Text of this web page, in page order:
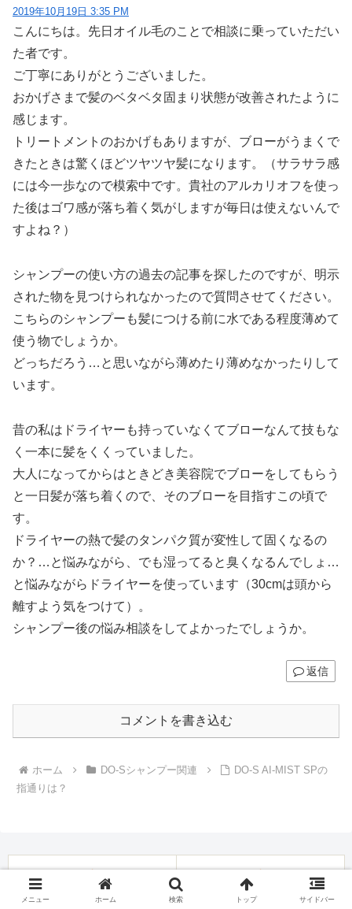
2019年10月19日 3:35 PM
こんにちは。先日オイル毛のことで相談に乗っていただい
た者です。
ご丁寧にありがとうございました。
おかげさまで髪のベタベタ固まり状態が改善されたように
感じます。
トリートメントのおかげもありますが、ブローがうまくで
きたときは驚くほどツヤツヤ髪になります。（サラサラ感
には今一歩なので模索中です。貴社のアルカリオフを使っ
た後はゴワ感が落ち着く気がしますが毎日は使えないんで
すよね？）
シャンプーの使い方の過去の記事を探したのですが、明示
された物を見つけられなかったので質問させてください。
こちらのシャンプーも髪につける前に水である程度薄めて
使う物でしょうか。
どっちだろう…と思いながら薄めたり薄めなかったりして
います。
昔の私はドライヤーも持っていなくてブローなんて技もな
く一本に髪をくくっていました。
大人になってからはときどき美容院でブローをしてもらう
と一日髪が落ち着くので、そのブローを目指すこの頃で
す。
ドライヤーの熱で髪のタンパク質が変性して固くなるの
か？…と悩みながら、でも湿ってると臭くなるんでしょ…
と悩みながらドライヤーを使っています（30cmは頭から
離すよう気をつけて）。
シャンプー後の悩み相談をしてよかったでしょうか。
返信
コメントを書き込む
ホーム DO-Sシャンプー関連
DO-S AI-MIST SPの
指通りは？
メニュー ホーム 検索 トップ サイドバー